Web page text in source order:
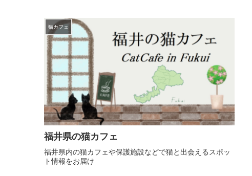
猫カフェ
福井県の猫カフェ
福井県内の猫カフェや保護施設などで猫と出会えるスポッ
ト情報をお届け